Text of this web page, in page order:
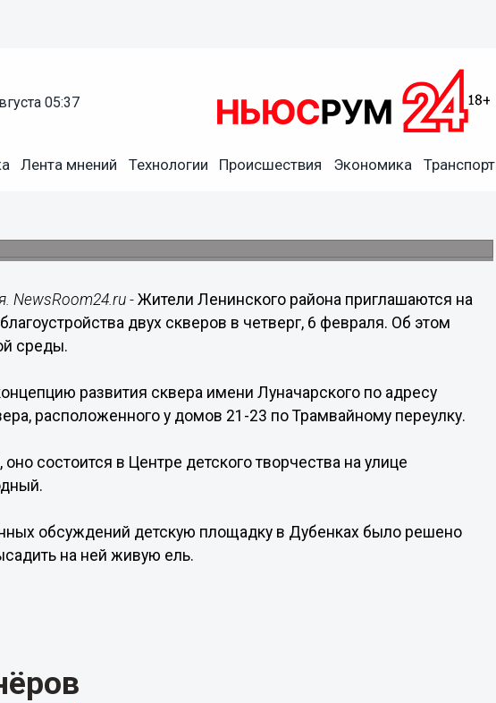
05:37
Лента мнений Технологии Происшествия Экономика Транспорт
района ждут на обсуждение судьбы
NewsRoom24.ru -Жители Ленинского района приглашаются на
двух скверов в четверг, 6 февраля. Об этом
среды.
развития сквера имени Луначарского по адресу
расположенного у домов 21-23 по Трамвайному переулку.
состоится в Центре детского творчества на улице
обсуждений детскую площадку в Дубенках было решено
на ней живую ель.